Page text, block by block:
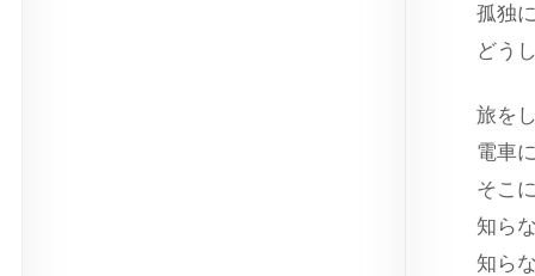
孤独
どう
旅を
電車
そこ
知ら
知ら